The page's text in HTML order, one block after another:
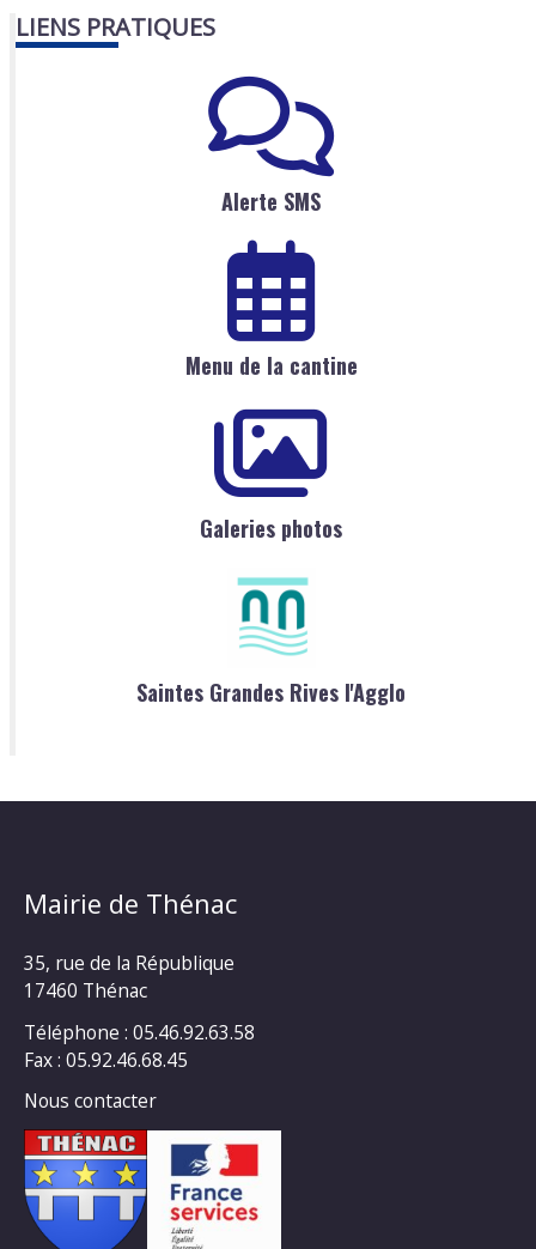
LIENS PRATIQUES
Alerte SMS
Menu de la cantine
Galeries photos
Saintes Grandes Rives l'Agglo
Mairie de Thénac
35, rue de la République
17460 Thénac
Téléphone : 05.46.92.63.58
Fax : 05.92.46.68.45
Nous contacter